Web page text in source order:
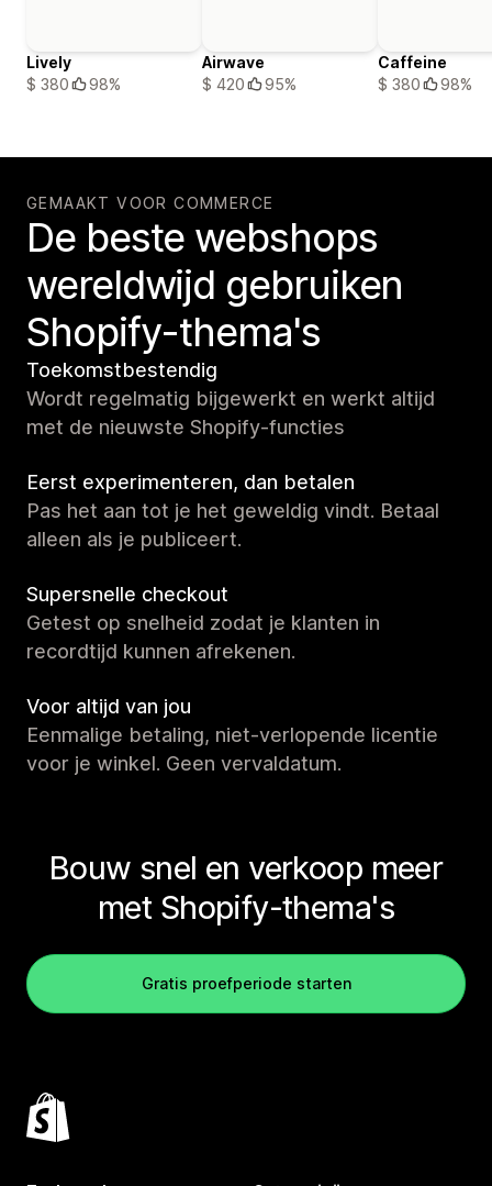
Lively
$ 380
98%
Airwave
$ 420
95%
Caffeine
$ 380
98%
GEMAAKT VOOR COMMERCE
De beste webshops
wereldwijd gebruiken
Shopify-thema's
Toekomstbestendig
Wordt regelmatig bijgewerkt en werkt altijd
met de nieuwste Shopify-functies
Eerst experimenteren, dan betalen
Pas het aan tot je het geweldig vindt. Betaal
alleen als je publiceert.
Supersnelle checkout
Getest op snelheid zodat je klanten in
recordtijd kunnen afrekenen.
Voor altijd van jou
Eenmalige betaling, niet-verlopende licentie
voor je winkel. Geen vervaldatum.
Bouw snel en verkoop meer
met Shopify-thema's
Gratis proefperiode starten